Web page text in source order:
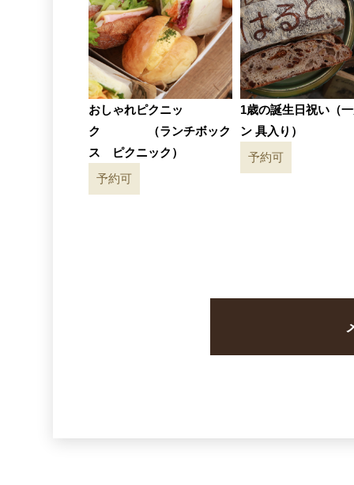
おしゃれピクニッ
ク （ランチボック
ス ピクニック）
予約可
1歳の誕生日祝い（
ン 具入り）
予約可